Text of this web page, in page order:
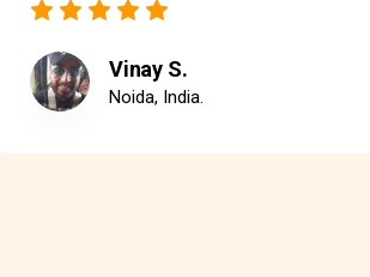
Vinay S.
Noida, India.